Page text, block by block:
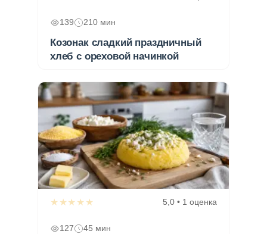
139 210 мин
Козонак сладкий праздничный
хлеб с ореховой начинкой
★★★★★ 5,0 • 1 оценка
127 45 мин